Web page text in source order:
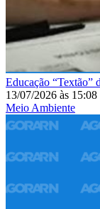
Educação “Textão”
13/07/2026 às 15:08
Meio Ambiente